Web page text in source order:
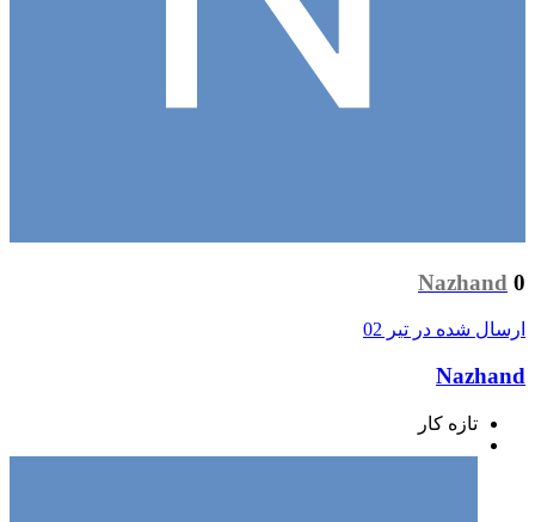
Nazhand 0
ارسال شده در تیر 02
Nazhand
تازه کار